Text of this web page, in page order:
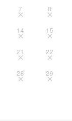
7 8
14 15
21 22
28 29